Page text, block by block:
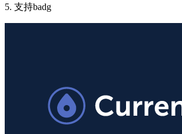
5. 支持badg